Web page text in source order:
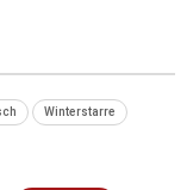
Winterstarre